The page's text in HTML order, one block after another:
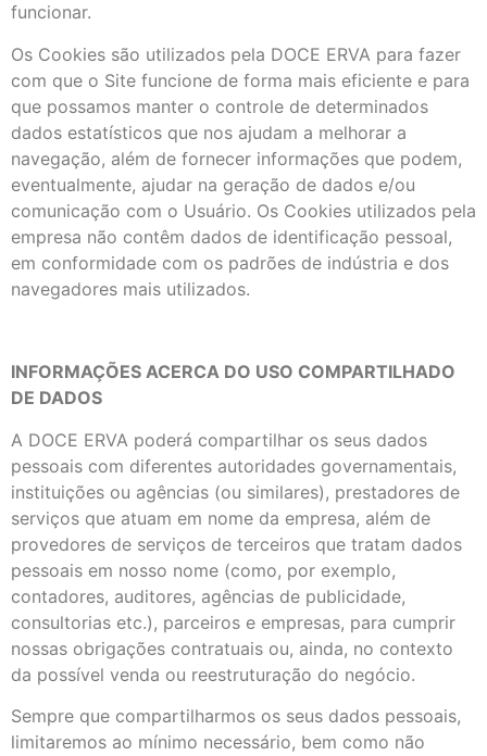
funcionar.
Os Cookies são utilizados pela DOCE ERVA para fazer
com que o Site funcione de forma mais eficiente e para
que possamos manter o controle de determinados
dados estatísticos que nos ajudam a melhorar a
navegação, além de fornecer informações que podem,
eventualmente, ajudar na geração de dados e/ou
comunicação com o Usuário. Os Cookies utilizados pela
empresa não contêm dados de identificação pessoal,
em conformidade com os padrões de indústria e dos
navegadores mais utilizados.
INFORMAÇÕES ACERCA DO USO COMPARTILHADO
DE DADOS
A DOCE ERVA poderá compartilhar os seus dados
pessoais com diferentes autoridades governamentais,
instituições ou agências (ou similares), prestadores de
serviços que atuam em nome da empresa, além de
provedores de serviços de terceiros que tratam dados
pessoais em nosso nome (como, por exemplo,
contadores, auditores, agências de publicidade,
consultorias etc.), parceiros e empresas, para cumprir
nossas obrigações contratuais ou, ainda, no contexto
da possível venda ou reestruturação do negócio.
Sempre que compartilharmos os seus dados pessoais,
limitaremos ao mínimo necessário, bem como não